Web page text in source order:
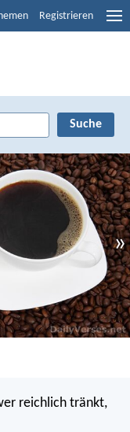
Registrieren
»
reichlich tränkt,